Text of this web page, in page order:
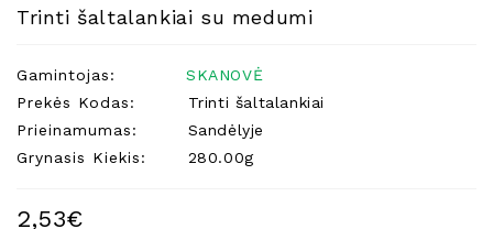
Higienos
Priemonės
Kūdikiams
Trinti šaltalankiai su medumi
Gamintojas:
SKANOVĖ
Prekės Kodas:
Trinti šaltalankiai
Prieinamumas:
Sandėlyje
Grynasis Kiekis:
280.00g
2,53€